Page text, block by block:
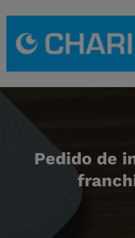
conteúdo
Pedido de